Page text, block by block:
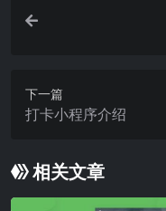
下一篇
打卡小程序介绍
相关文章